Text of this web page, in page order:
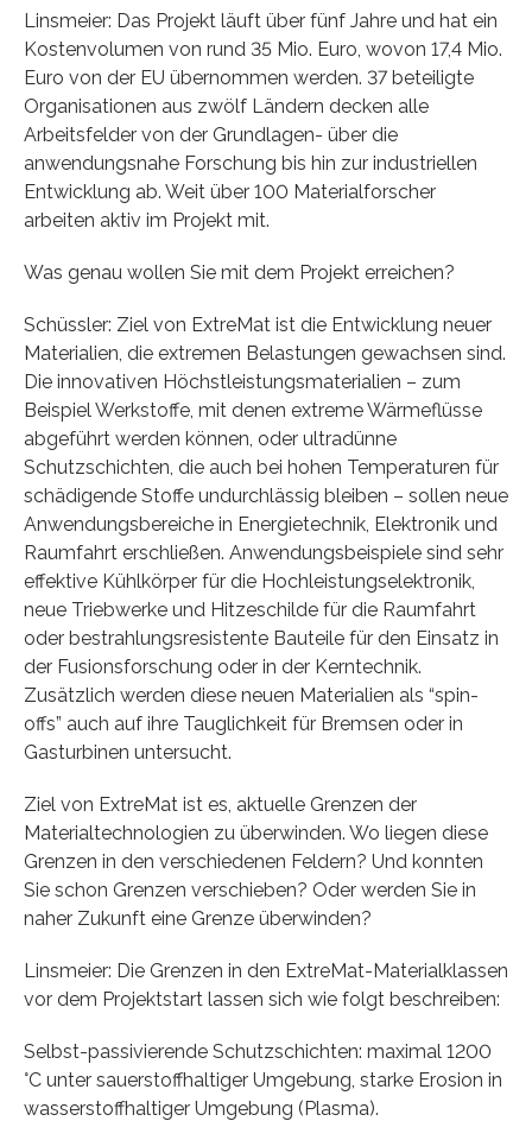
Linsmeier: Das Projekt läuft über fünf Jahre und hat ein
Kostenvolumen von rund 35 Mio. Euro, wovon 17,4 Mio.
Euro von der EU übernommen werden. 37 beteiligte
Organisationen aus zwölf Ländern decken alle
Arbeitsfelder von der Grundlagen- über die
anwendungsnahe Forschung bis hin zur industriellen
Entwicklung ab. Weit über 100 Materialforscher
arbeiten aktiv im Projekt mit.
Was genau wollen Sie mit dem Projekt erreichen?
Schüssler: Ziel von ExtreMat ist die Entwicklung neuer
Materialien, die extremen Belastungen gewachsen sind.
Die innovativen Höchstleistungsmaterialien – zum
Beispiel Werkstoffe, mit denen extreme Wärmeflüsse
abgeführt werden können, oder ultradünne
Schutzschichten, die auch bei hohen Temperaturen für
schädigende Stoffe undurchlässig bleiben – sollen neue
Anwendungsbereiche in Energietechnik, Elektronik und
Raumfahrt erschließen. Anwendungsbeispiele sind sehr
effektive Kühlkörper für die Hochleistungselektronik,
neue Triebwerke und Hitzeschilde für die Raumfahrt
oder bestrahlungsresistente Bauteile für den Einsatz in
der Fusionsforschung oder in der Kerntechnik.
Zusätzlich werden diese neuen Materialien als “spin-
offs” auch auf ihre Tauglichkeit für Bremsen oder in
Gasturbinen untersucht.
Ziel von ExtreMat ist es, aktuelle Grenzen der
Materialtechnologien zu überwinden. Wo liegen diese
Grenzen in den verschiedenen Feldern? Und konnten
Sie schon Grenzen verschieben? Oder werden Sie in
naher Zukunft eine Grenze überwinden?
Linsmeier: Die Grenzen in den ExtreMat-Materialklassen
vor dem Projektstart lassen sich wie folgt beschreiben:
Selbst-passivierende Schutzschichten: maximal 1200
°C unter sauerstoffhaltiger Umgebung, starke Erosion in
wasserstoffhaltiger Umgebung (Plasma).